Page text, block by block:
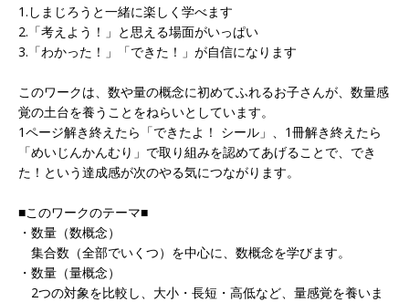
1.しまじろうと一緒に楽しく学べます
2.「考えよう！」と思える場面がいっぱい
3.「わかった！」「できた！」が自信になります
このワークは、数や量の概念に初めてふれるお子さんが、数量感
覚の土台を養うことをねらいとしています。
1ページ解き終えたら「できたよ！ シール」、1冊解き終えたら
「めいじんかんむり」で取り組みを認めてあげることで、でき
た！という達成感が次のやる気につながります。
■このワークのテーマ■
・数量（数概念）
集合数（全部でいくつ）を中心に、数概念を学びます。
・数量（量概念）
2つの対象を比較し、大小・長短・高低など、量感覚を養いま